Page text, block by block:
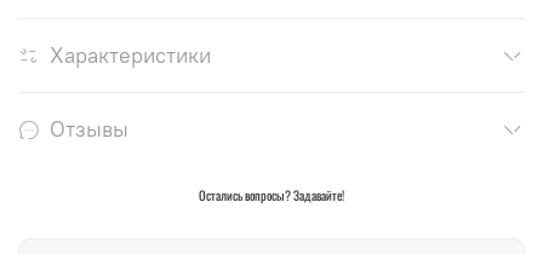
Характеристики
Отзывы
Остались вопросы? Задавайте!